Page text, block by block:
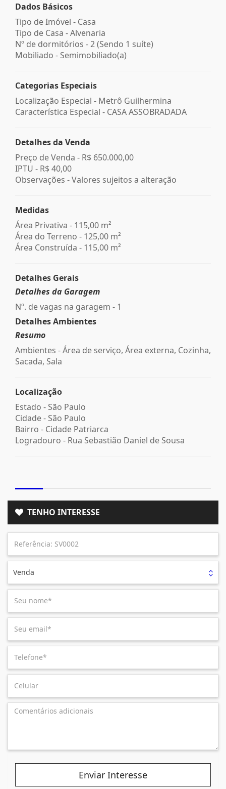
Dados Básicos
Tipo de Imóvel - Casa
Tipo de Casa - Alvenaria
Nº de dormitórios - 2 (Sendo 1 suíte)
Mobiliado - Semimobiliado(a)
Categorias Especiais
Localização Especial - Metrô Guilhermina
Característica Especial - CASA ASSOBRADADA
Detalhes da Venda
Preço de Venda - R$ 650.000,00
IPTU - R$ 40,00
Observações - Valores sujeitos a alteração
Medidas
Área Privativa - 115,00 m²
Área do Terreno - 125,00 m²
Área Construída - 115,00 m²
Detalhes Gerais
Detalhes da Garagem
Nº. de vagas na garagem - 1
Detalhes Ambientes
Resumo
Ambientes - Área de serviço, Área externa, Cozinha,
Sacada, Sala
Localização
Estado - São Paulo
Cidade - São Paulo
Bairro - Cidade Patriarca
Logradouro - Rua Sebastião Daniel de Sousa
TENHO INTERESSE
Venda